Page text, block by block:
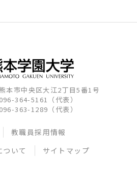
本市中央区大江2丁目5番1号
364-5161（代表）
363-1289（代表）
教職員採用情報
ついて
サイトマップ